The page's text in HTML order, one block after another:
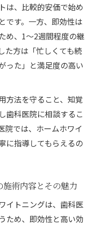
は、比較的安価で始め
です。一方、即効性は
め、1〜2週間程度の継
た方は「忙しくても続
った」と満足度の高い
方法を守ること、知覚
歯科医院に相談するこ
院では、ホームホワイ
に指導してもらえるの
施術内容とその魅力
イトニングは、歯科医
ため、即効性と高い効